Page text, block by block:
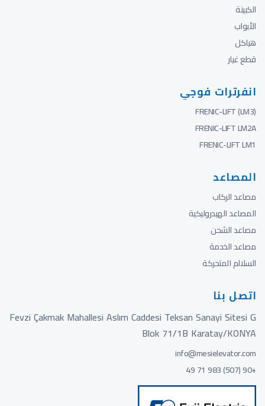
الكبينة
الأبواب
هياكل
قطع غيار
انفرترات فوجي
FRENIC-LIFT (LM3)
FRENIC-LIFT LM2A
FRENIC-LIFT LM1
المصاعد
مصاعد الركاب
المصاعد الهيدروليكية
مصاعد الشحن
مصاعد الخدمة
السلالم المتحركة
اتصل بنا
Fevzi Çakmak Mahallesi Aslım Caddesi Teksan Sanayi Sitesi G
Blok 71/1B Karatay/KONYA
info@mesielevator.com